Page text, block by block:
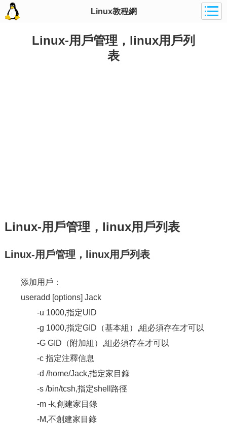
Linux教程網
Linux-用戶管理，linux用戶列
表
Linux-用戶管理，linux用戶列表
Linux-用戶管理，linux用戶列表
添加用戶：
useradd [options] Jack
-u 1000,指定UID
-g 1000,指定GID（基本組）,組必須存在才可以
-G GID（附加組）,組必須存在才可以
-c 指定注釋信息
-d /home/Jack,指定家目錄
-s /bin/tcsh,指定shell路徑
-m -k,創建家目錄
-M,不創建家目錄